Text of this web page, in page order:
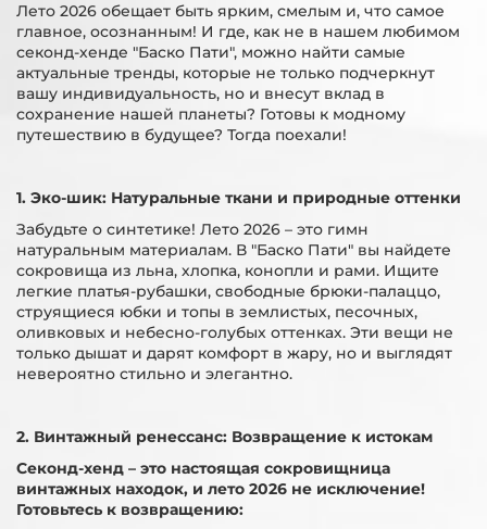
Лето 2026 обещает быть ярким, смелым и, что самое
главное, осознанным! И где, как не в нашем любимом
секонд-хенде "Баско Пати", можно найти самые
актуальные тренды, которые не только подчеркнут
вашу индивидуальность, но и внесут вклад в
сохранение нашей планеты? Готовы к модному
путешествию в будущее? Тогда поехали!
1. Эко-шик: Натуральные ткани и природные оттенки
Забудьте о синтетике! Лето 2026 – это гимн
натуральным материалам. В "Баско Пати" вы найдете
сокровища из льна, хлопка, конопли и рами. Ищите
легкие платья-рубашки, свободные брюки-палаццо,
струящиеся юбки и топы в землистых, песочных,
оливковых и небесно-голубых оттенках. Эти вещи не
только дышат и дарят комфорт в жару, но и выглядят
невероятно стильно и элегантно.
2. Винтажный ренессанс: Возвращение к истокам
Секонд-хенд – это настоящая сокровищница
винтажных находок, и лето 2026 не исключение!
Готовьтесь к возвращению: